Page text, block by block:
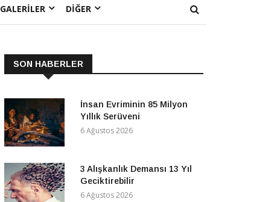
GALERILER DIĞER
SON HABERLER
İnsan Evriminin 85 Milyon
Yıllık Serüveni
6 Ağustos 2026
3 Alışkanlık Demansı 13 Yıl
Geciktirebilir
6 Ağustos 2026